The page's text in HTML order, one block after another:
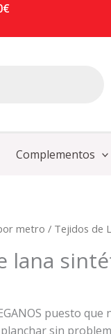
Complementos
metro / Tejidos de
lana
puesto
planchar sin